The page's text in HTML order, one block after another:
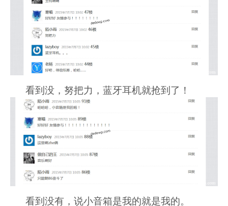
看到没，努把力，蓝牙耳机就抢到了！
看到没有，说小音箱是我的就是我的。